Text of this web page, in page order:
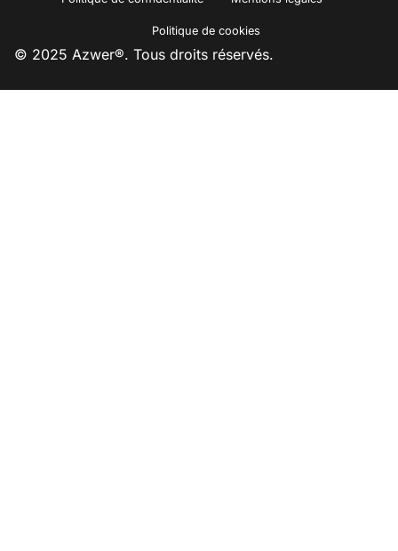
© 2025 Azwer®. Tous droits réservés.
Politique de cookies